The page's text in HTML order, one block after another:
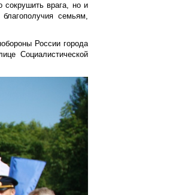
сокрушить врага, но и
семьям,
России города
Социалистической